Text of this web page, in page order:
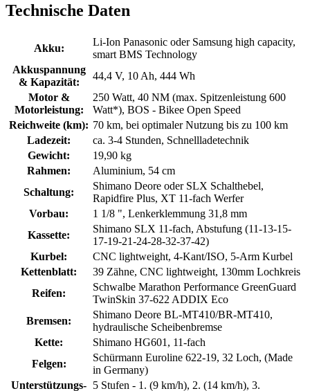
Technische Daten
Akku:
Li-Ion Panasonic oder Samsung high capacity,
smart BMS Technology
Akkuspannung
& Kapazität:
44,4 V, 10 Ah, 444 Wh
Motor &
Motorleistung:
250 Watt, 40 NM (max. Spitzenleistung 600
Watt*), BOS - Bikee Open Speed
Reichweite (km): 70 km, bei optimaler Nutzung bis zu 100 km
Ladezeit:
ca. 3-4 Stunden, Schnellladetechnik
Gewicht:
19,90 kg
Rahmen:
Aluminium, 54 cm
Schaltung:
Shimano Deore oder SLX Schalthebel,
Rapidfire Plus, XT 11-fach Werfer
Vorbau:
1 1/8 ", Lenkerklemmung 31,8 mm
Kassette:
Shimano SLX 11-fach, Abstufung (11-13-15-
17-19-21-24-28-32-37-42)
Kurbel:
CNC lightweight, 4-Kant/ISO, 5-Arm Kurbel
Kettenblatt:
39 Zähne, CNC lightweight, 130mm Lochkreis
Reifen:
Schwalbe Marathon Performance GreenGuard
TwinSkin 37-622 ADDIX Eco
Bremsen:
Shimano Deore BL-MT410/BR-MT410,
hydraulische Scheibenbremse
Kette:
Shimano HG601, 11-fach
Felgen:
Schürmann Euroline 622-19, 32 Loch, (Made
in Germany)
Unterstützungs- 5 Stufen - 1. (9 km/h), 2. (14 km/h), 3.